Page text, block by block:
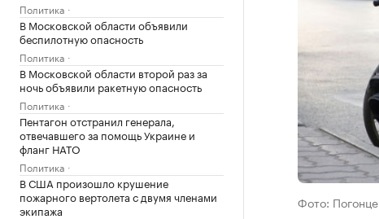
Политика
В Московской области объявили
беспилотную опасность
Политика
В Московской области второй раз за
ночь объявили ракетную опасность
Политика
Пентагон отстранил генерала,
отвечавшего за помощь Украине и
фланг НАТО
Политика
В США произошло крушение
пожарного вертолета с двумя членами
экипажа
Фото: